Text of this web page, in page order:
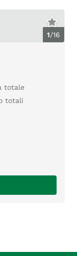
1/16
totale
totali